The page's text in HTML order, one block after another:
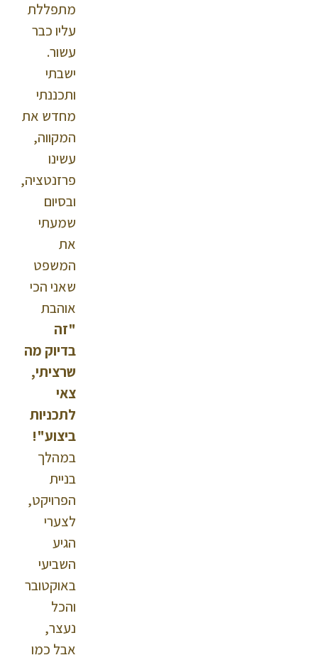
מתפללת
עליו כבר
עשור.
ישבתי
ותכננתי
מחדש את
המקווה,
עשינו
פרזנטציה,
ובסיום
שמעתי
את
המשפט
שאני הכי
אוהבת
"זה
בדיוק מה
שרציתי,
צאי
לתכניות
ביצוע"!
במהלך
בניית
הפרויקט,
לצערי
הגיע
השביעי
באוקטובר
והכל
נעצר,
אבל כמו